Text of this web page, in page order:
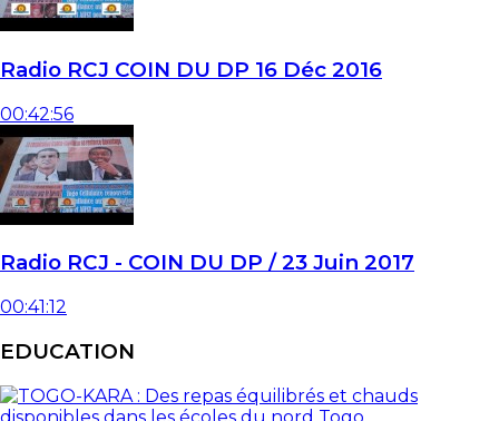
Radio RCJ COIN DU DP 16 Déc 2016
00:42:56
Radio RCJ - COIN DU DP / 23 Juin 2017
00:41:12
EDUCATION